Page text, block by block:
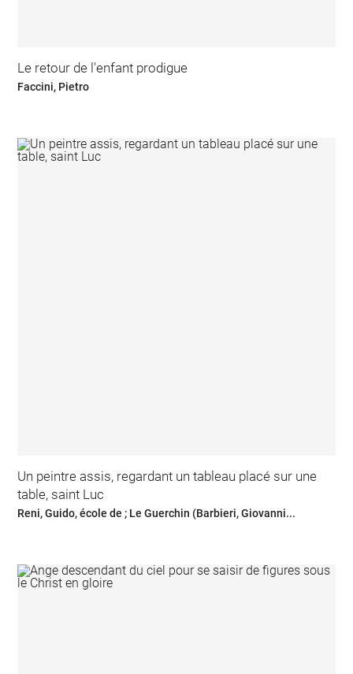
Le retour de l'enfant prodigue
Faccini, Pietro
Un peintre assis, regardant un tableau placé sur une
table, saint Luc
Reni, Guido, école de ; Le Guerchin (Barbieri, Giovanni...